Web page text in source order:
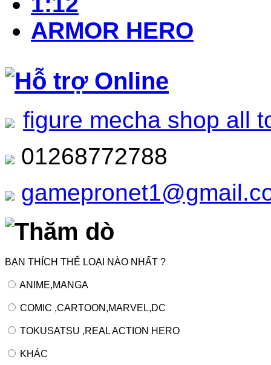
ARMOR HERO
Hỗ trợ Online
figure mecha shop all
01268772788
Thăm dò
BẠN THÍCH THỂ LOẠI NÀO NHẤT ?
ANIME,MANGA
COMIC ,CARTOON,MARVEL,DC
TOKUSATSU ,REAL ACTION HERO
KHÁC